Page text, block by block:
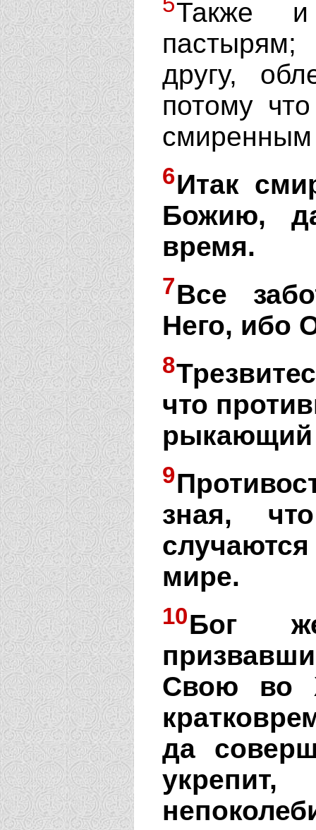
Также и
другу,
потому
смиренным
6Итак
Божию,
время.
7Все
Него, ибо
8
что
рыкающий
9
зная,
мире.
10Бог
Свою во
да